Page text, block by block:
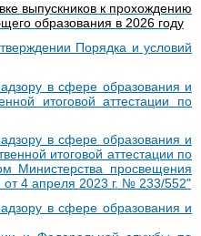
выпускников к прохождению
образования в 2026 году
Порядка и условий
в сфере образования и
итоговой аттестации по
в сфере образования и
итоговой аттестации по
Министерства просвещения
4 апреля 2023 г. № 233/552"
в сфере образования и